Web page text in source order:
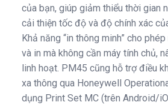
của bạn, giúp giảm thiểu thời gian
cải thiện tốc độ và độ chính xác
Khả năng “in thông minh” cho
và in mà không cần máy tính chủ,
linh hoạt. PM45 cũng hỗ trợ điều
xa thông qua Honeywell
dụng Print Set MC (trên Android/